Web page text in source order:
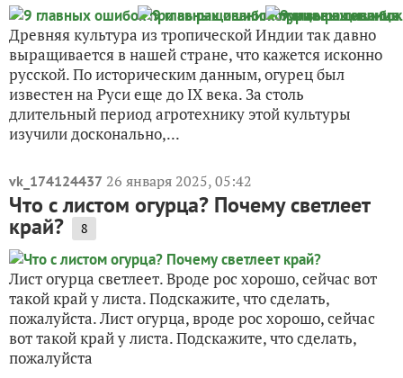
Древняя культура из тропической Индии так давно
выращивается в нашей стране, что кажется исконно
русской. По историческим данным, огурец был
известен на Руси еще до IX века. За столь
длительный период агротехнику этой культуры
изучили досконально,...
vk_174124437 26 января 2025, 05:42
Что с листом огурца? Почему светлеет
край? 8
Лист огурца светлеет. Вроде рос хорошо, сейчас вот
такой край у листа. Подскажите, что сделать,
пожалуйста. Лист огурца, вроде рос хорошо, сейчас
вот такой край у листа. Подскажите, что сделать,
пожалуйста